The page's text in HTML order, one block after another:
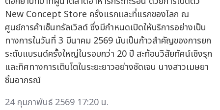
New Concept Store ครั้งแรกและที่แรกของโลก ณ
ศูนย์การค้าเซ็นทรัลเวิลด์ ซึ่งมีกำหนดเปิดให้บริการอย่างเป็น
ทางการในวันที่ 3 มีนาคม 2569 นับเป็นก้าวสำคัญของการยก
ระดับแบรนด์ครั้งใหญ่ในรอบกว่า 20 ปี สะท้อนวิสัยทัศน์เชิงรุก
และทิศทางการเติบโตในระยะยาวอย่างชัดเจน นางสาวเมษยา
ชิ้นอาภรณ์
24 กุมภาพันธ์ 2569 17:20 น.